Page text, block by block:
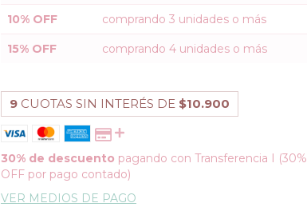
10% OFF comprando 3 unidades o más
15% OFF comprando 4 unidades o más
9 CUOTAS SIN INTERÉS DE $10.900
30% de descuento pagando con Transferencia I (30%
OFF por pago contado)
VER MEDIOS DE PAGO